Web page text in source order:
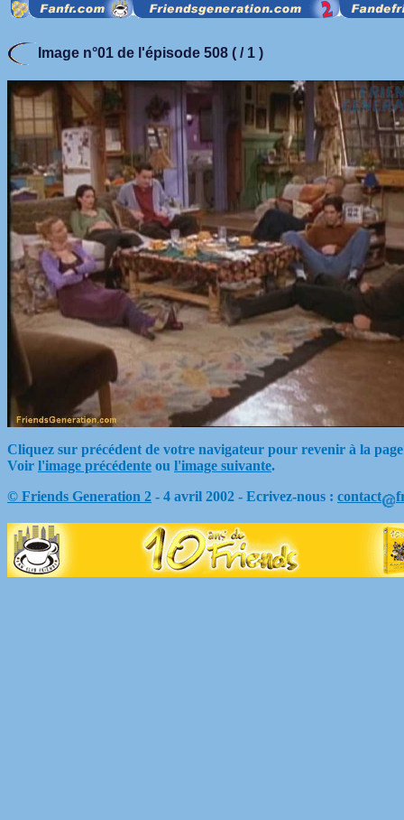
Image n°01 de l'épisode 508 ( / 1 )
Cliquez sur précédent de votre navigateur pour revenir à la
Voir l'image précédente ou l'image suivante.
© Friends Generation 2 - 4 avril 2002 - Ecrivez-nous : contact